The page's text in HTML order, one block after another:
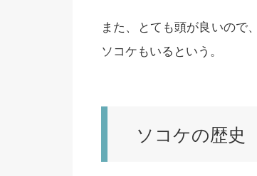
また、とても頭が良いので
ソコケもいるという。
ソコケの歴史